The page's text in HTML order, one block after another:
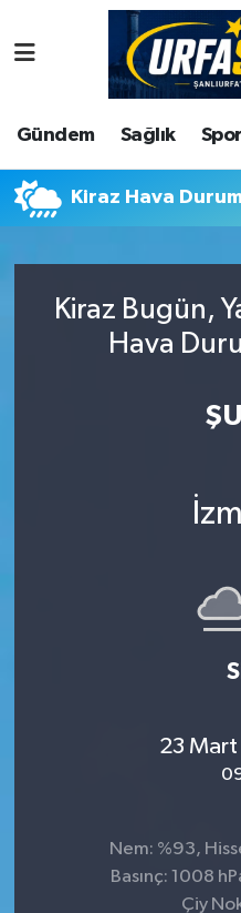
Gündem Sağlık Spor
Kiraz Hava
Kiraz Bugün,
Hava
23
Nem: %93,
Basınç: 1008
Çiy
ASAYİS
ÇEVRE
DUNYA
Ekonomi
Şanlıurfa Nöbetçi
Şanlıurfa Hava
Şanlıurfa Namaz
Süper Lig Puan
Son Dakika Haberleri